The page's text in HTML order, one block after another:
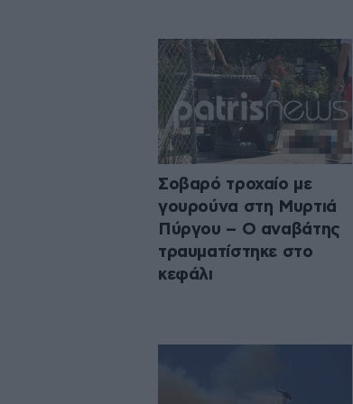
Σοβαρό τροχαίο με
γουρούνα στη Μυρτιά
Πύργου – Ο αναβάτης
τραυματίστηκε στο
κεφάλι